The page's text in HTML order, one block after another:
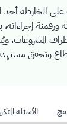
الخارطة أحد
ورقمنة
المشروعات،
وتحقق مستهدفات
الأسئلة